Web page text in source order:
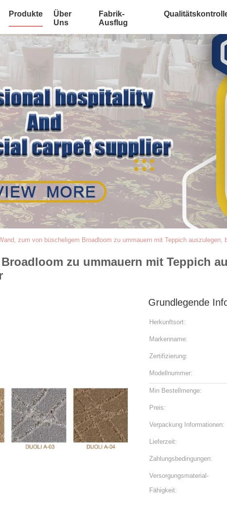
Produkte
Über
Uns
Fabrik-
Ausflug
zum von büscheligem Broadloom zu ummauern mit Teppich
zu ummauern mit Teppich
Grundlegende
Herkunftsort:
Markenname:
Zertifizierung:
Modellnummer:
Min Bestellmenge:
Preis:
Verpackung Informationen:
Lieferzeit:
Zahlungsbedingungen:
Versorgungsmaterial-
Fähigkeit: